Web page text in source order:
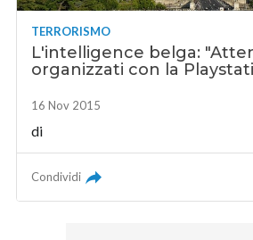
TERRORISMO
L'intelligence belga:
organizzati con la
16 Nov 2015
di
Condividi